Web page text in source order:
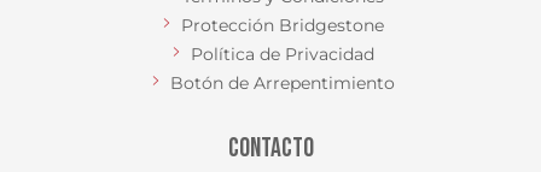
Protección Bridgestone
Política de Privacidad
Botón de Arrepentimiento
CONTACTO